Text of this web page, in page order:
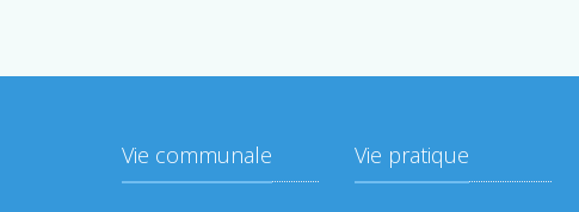
Vie communale Vie pratique